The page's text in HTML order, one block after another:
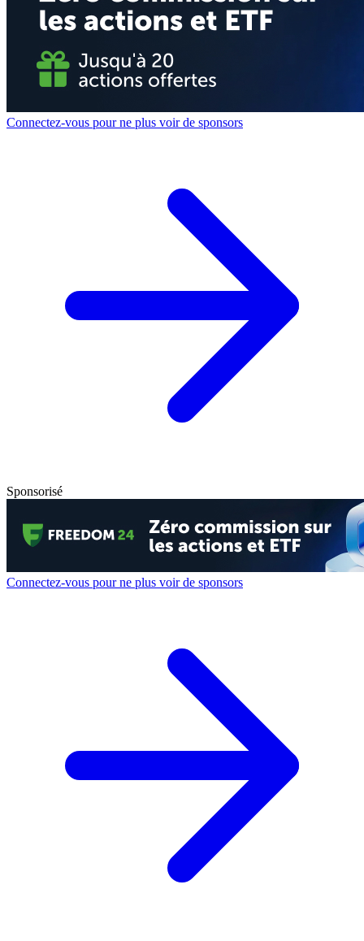
Connectez-vous pour ne plus voir de sponsors
Sponsorisé
Connectez-vous pour ne plus voir de sponsors